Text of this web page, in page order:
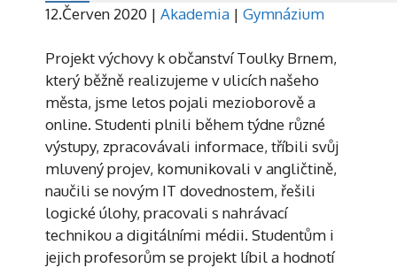
12.Červen 2020 | Akademia | Gymnázium
Projekt výchovy k občanství Toulky Brnem,
který běžně realizujeme v ulicích našeho
města, jsme letos pojali mezioborově a
online. Studenti plnili během týdne různé
výstupy, zpracovávali informace, tříbili svůj
mluvený projev, komunikovali v angličtině,
naučili se novým IT dovednostem, řešili
logické úlohy, pracovali s nahrávací
technikou a digitálními médii. Studentům i
jejich profesorům se projekt líbil a hodnotí